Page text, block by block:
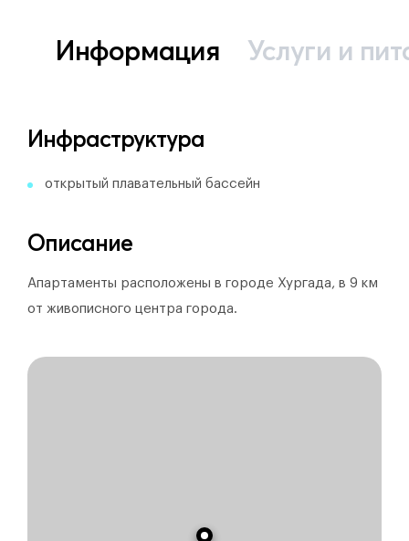
Информация Услуги и
Инфраструктура
открытый плавательный бассейн
Описание
Апартаменты расположены в городе Хургада, в 9 км
от живописного центра города.